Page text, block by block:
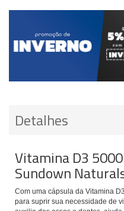
Detalhes
Vitamina D3
Sundown
Com uma cápsula da Vitamina
para suprir sua necessidade de